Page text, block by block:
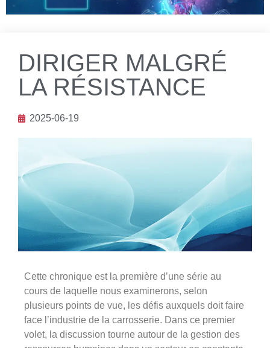
DIRIGER MALGRÉ
LA RÉSISTANCE
2025-06-19
Cette chronique est la première d’une série au
cours de laquelle nous examinerons, selon
plusieurs points de vue, les défis auxquels doit faire
face l’industrie de la carrosserie. Dans ce premier
volet, la discussion tourne autour de la gestion des